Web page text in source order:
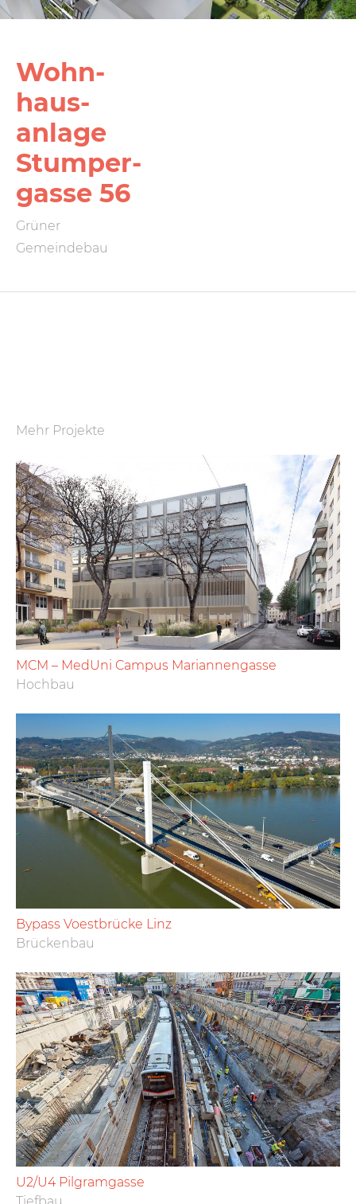
Wohn­
haus­
anlage
Stumper­
gasse 56
Grüner
Gemeindebau
Mehr Projekte
MCM – MedUni Campus Mariannengasse
Hochbau
Bypass Voestbrücke Linz
Brückenbau
U2/U4 Pilgramgasse